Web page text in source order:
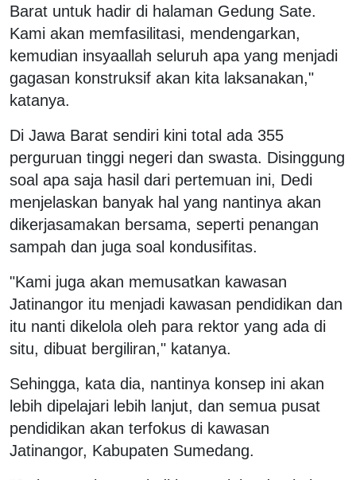
Barat untuk hadir di halaman Gedung Sate.
Kami akan memfasilitasi, mendengarkan,
kemudian insyaallah seluruh apa yang menjadi
gagasan konstruksif akan kita laksanakan,"
katanya.
Di Jawa Barat sendiri kini total ada 355
perguruan tinggi negeri dan swasta. Disinggung
soal apa saja hasil dari pertemuan ini, Dedi
menjelaskan banyak hal yang nantinya akan
dikerjasamakan bersama, seperti penangan
sampah dan juga soal kondusifitas.
"Kami juga akan memusatkan kawasan
Jatinangor itu menjadi kawasan pendidikan dan
itu nanti dikelola oleh para rektor yang ada di
situ, dibuat bergiliran," katanya.
Sehingga, kata dia, nantinya konsep ini akan
lebih dipelajari lebih lanjut, dan semua pusat
pendidikan akan terfokus di kawasan
Jatinangor, Kabupaten Sumedang.